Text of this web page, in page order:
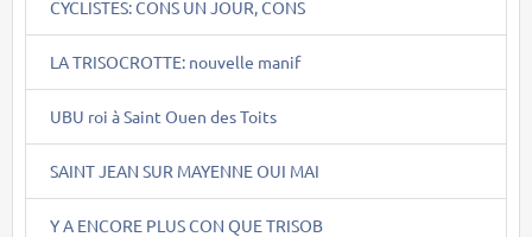
CYCLISTES: CONS UN JOUR, CONS
LA TRISOCROTTE: nouvelle manif
UBU roi à Saint Ouen des Toits
SAINT JEAN SUR MAYENNE OUI MAI
Y A ENCORE PLUS CON QUE TRISOB